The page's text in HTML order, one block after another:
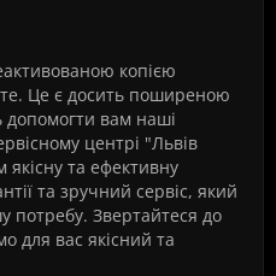
копією
Це є досить поширеною
вам наші
центрі "Львів
та ефективну
та зручний сервіс, який
потребу. Звертайтеся до
для вас якісний та